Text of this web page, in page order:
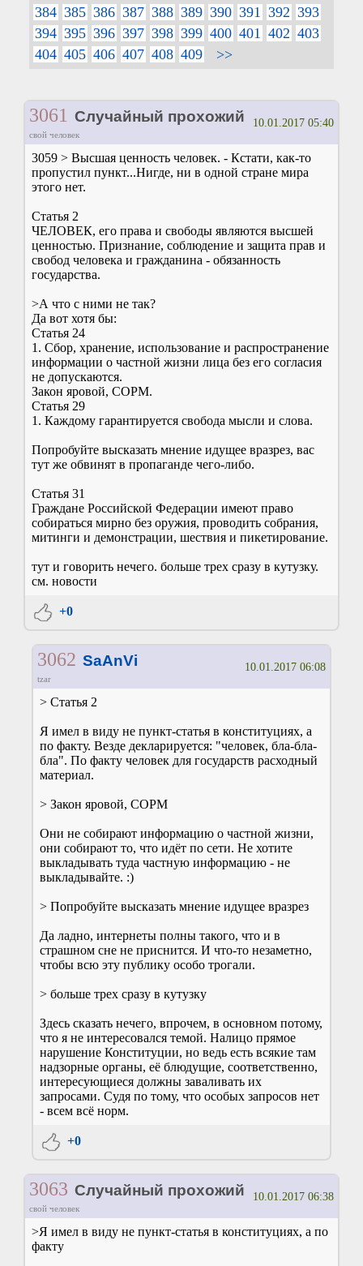
384 385 386 387 388 389 390 391 392 393
394 395 396 397 398 399 400 401 402 403
404 405 406 407 408 409 >>
3061 Случайный прохожий
свой человек
10.01.2017 05:40
3059 > Высшая ценность человек. - Кстати, как-то
пропустил пункт...Нигде, ни в одной стране мира
этого нет.
Статья 2
ЧЕЛОВЕК, его права и свободы являются высшей
ценностью. Признание, соблюдение и защита прав и
свобод человека и гражданина - обязанность
государства.
>А что с ними не так?
Да вот хотя бы:
Статья 24
1. Сбор, хранение, использование и распространение
информации о частной жизни лица без его согласия
не допускаются.
Закон яровой, СОРМ.
Статья 29
1. Каждому гарантируется свобода мысли и слова.
Попробуйте высказать мнение идущее вразрез, вас
тут же обвинят в пропаганде чего-либо.
Статья 31
Граждане Российской Федерации имеют право
собираться мирно без оружия, проводить собрания,
митинги и демонстрации, шествия и пикетирование.
тут и говорить нечего. больше трех сразу в кутузку.
см. новости
+0
3062 SaAnVi
tzar
10.01.2017 06:08
> Статья 2
Я имел в виду не пункт-статья в конституциях, а
по факту. Везде декларируется: "человек, бла-бла-
бла". По факту человек для государств расходный
материал.
> Закон яровой, СОРМ
Они не собирают информацию о частной жизни,
они собирают то, что идёт по сети. Не хотите
выкладывать туда частную информацию - не
выкладывайте. :)
> Попробуйте высказать мнение идущее вразрез
Да ладно, интернеты полны такого, что и в
страшном сне не приснится. И что-то незаметно,
чтобы всю эту публику особо трогали.
> больше трех сразу в кутузку
Здесь сказать нечего, впрочем, в основном потому,
что я не интересовался темой. Налицо прямое
нарушение Конституции, но ведь есть всякие там
надзорные органы, её блюдущие, соответственно,
интересующиеся должны заваливать их
запросами. Судя по тому, что особых запросов нет
- всем всё норм.
+0
3063 Случайный прохожий
свой человек
10.01.2017 06:38
>Я имел в виду не пункт-статья в конституциях, а по
факту